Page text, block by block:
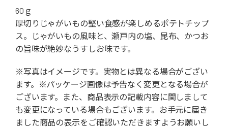
60ｇ
厚切りじゃがいもの堅い食感が楽しめるポテトチップ
ス。じゃがいもの風味と、瀬戸内の塩、昆布、かつお
の旨味が絶妙なうすしお味です。
※写真はイメージです。実物とは異なる場合がござい
ます。※パッケージ画像は予告なく変更となる場合が
ございます。また、商品表示の記載内容に関しまして
も変更になっている場合もございます。お手元に届き
ました商品の表示をご確認いただきますようお願いし